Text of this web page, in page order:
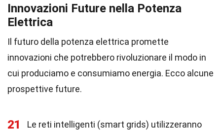
Innovazioni Future nella Potenza
Elettrica
Il futuro della potenza elettrica promette
innovazioni che potrebbero rivoluzionare il modo in
cui produciamo e consumiamo energia. Ecco alcune
prospettive future.
21
Le reti intelligenti (smart grids) utilizzeranno